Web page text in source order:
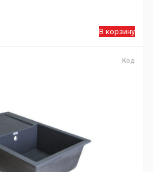
В корзину
Код